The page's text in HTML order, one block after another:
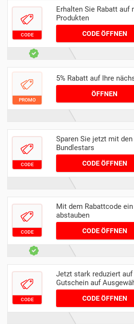
CODE
Erhalten Sie Rabatt auf
Produkten
CODE ÖFFNEN
PROMO
5% Rabatt auf Ihre
ÖFFNEN
CODE
Sparen Sie jetzt mit
Bundlestars
CODE ÖFFNEN
CODE
Mit dem Rabattcode
abstauben
CODE ÖFFNEN
CODE
Jetzt stark reduziert auf
Gutschein auf
CODE ÖFFNEN